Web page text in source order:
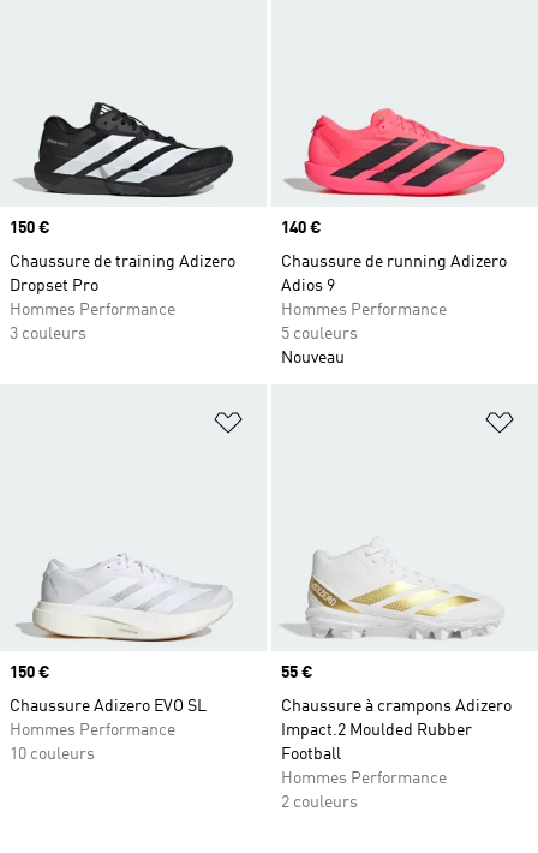
Prix
150 €
Chaussure de training Adizero
Dropset Pro
Hommes Performance
3 couleurs
Prix
140 €
Chaussure de running Adizero
Adios 9
Hommes Performance
5 couleurs
Nouveau
Ajouter à la Liste de produits
Prix
150 €
Chaussure Adizero EVO SL
Hommes Performance
10 couleurs
Prix
55 €
Chaussure à crampons Adizero
Impact.2 Moulded Rubber
Football
Hommes Performance
2 couleurs